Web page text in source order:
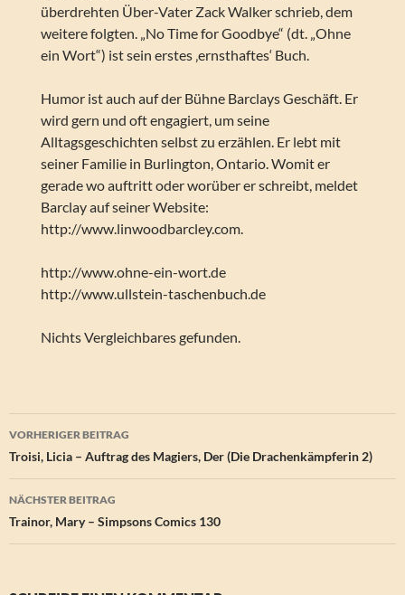
überdrehten Über-Vater Zack Walker schrieb, dem
weitere folgten. „No Time for Goodbye“ (dt. „Ohne
ein Wort“) ist sein erstes ‚ernsthaftes‘ Buch.
Humor ist auch auf der Bühne Barclays Geschäft. Er
wird gern und oft engagiert, um seine
Alltagsgeschichten selbst zu erzählen. Er lebt mit
seiner Familie in Burlington, Ontario. Womit er
gerade wo auftritt oder worüber er schreibt, meldet
Barclay auf seiner Website:
http://www.linwoodbarcley.com.
http://www.ohne-ein-wort.de
http://www.ullstein-taschenbuch.de
Nichts Vergleichbares gefunden.
Beitragsnavigation
VORHERIGER BEITRAG
Troisi, Licia – Auftrag des Magiers, Der (Die Drachenkämpferin 2)
NÄCHSTER BEITRAG
Trainor, Mary – Simpsons Comics 130